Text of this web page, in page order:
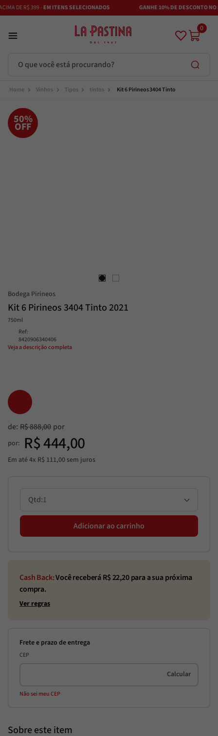
DE R$ 399 -EM ITENS SELECIONADOS GANHE 10% DE DESCONTO NO
0
Vinhos Tipos tintos Kit 6 Pirineos 3404 Tinto
50%
OFF
Bodega Pirineos
Kit 6 Pirineos 3404 Tinto 2021
750ml
Ref:
8420906340406
Veja a descrição completa
de: R$888,00
por: R$444,00
Em até4x R$ 111,00 sem juros
1
Adicionar ao carrinho
Cash Back:Você receberá R$22,20para a sua próxima
compra.
Ver regras
CEP
Não sei meu CEP
Termos mais buscados
1º Azeite
2º Vinhos